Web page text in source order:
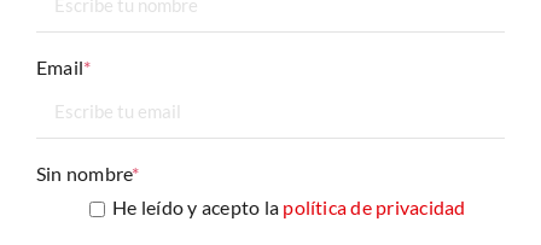
Email*
Sin nombre*
He leído y acepto la política de privacidad